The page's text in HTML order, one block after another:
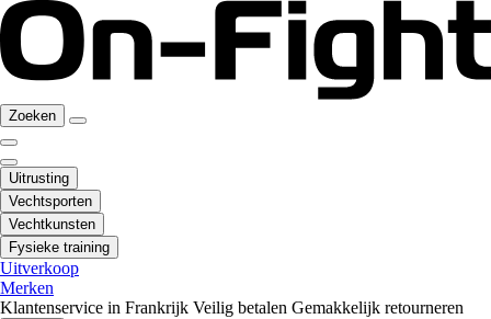
Zoeken
Uitrusting
Vechtsporten
Vechtkunsten
Fysieke training
Uitverkoop
Merken
Klantenservice in Frankrijk Veilig betalen Gemakkelijk retourneren